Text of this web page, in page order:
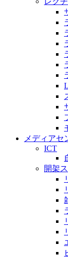
メディアセ
ICT
開架